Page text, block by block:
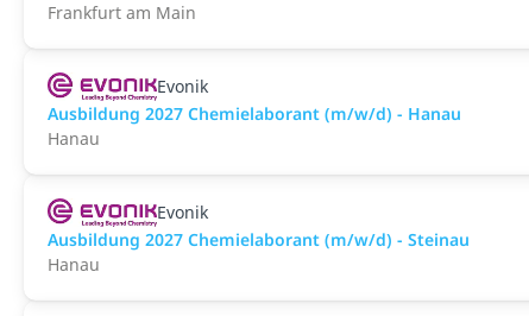
Frankfurt am Main
Evonik
Ausbildung 2027 Chemielaborant (m/w/d) - Hanau
Hanau
Evonik
Ausbildung 2027 Chemielaborant (m/w/d) - Steinau
Hanau